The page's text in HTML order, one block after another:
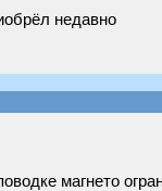
недавно
магнето